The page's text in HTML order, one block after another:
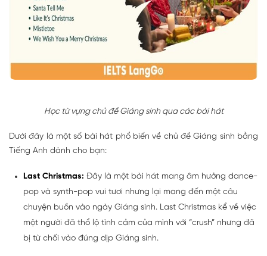
Học từ vựng chủ đề Giáng sinh qua các bài hát
Dưới đây là một số bài hát phổ biến về chủ đề Giáng sinh bằng
Tiếng Anh dành cho bạn:
Last Christmas: Đây là một bài hát mang âm hưởng dance-
pop và synth-pop vui tươi nhưng lại mang đến một câu
chuyện buồn vào ngày Giáng sinh. Last Christmas kể về việc
một người đã thổ lộ tình cảm của mình với “crush” nhưng đã
bị từ chối vào đúng dịp Giáng sinh.